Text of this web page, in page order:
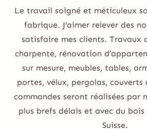
Le travail soigné et méticuleux
fabrique. J’aimer relever des
satisfaire mes clients. Travaux
charpente, rénovation
sur mesure, meubles, tables,
portes, vélux, pergolas, couverts
commandes seront réalisées par
plus brefs délais et avec du
Suisse.